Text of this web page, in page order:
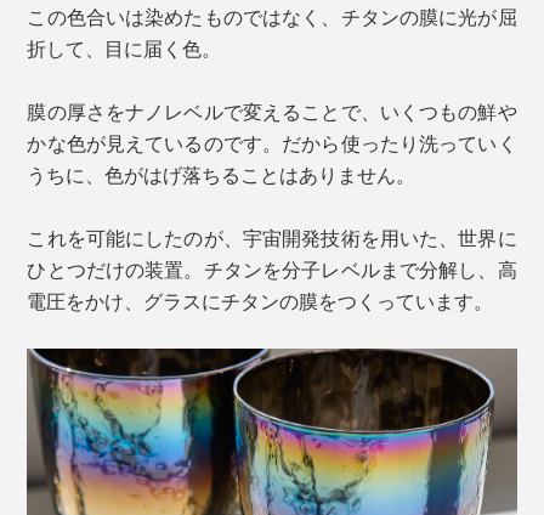
この色合いは染めたものではなく、チタンの膜に光が屈
折して、目に届く色。
膜の厚さをナノレベルで変えることで、いくつもの鮮や
かな色が見えているのです。だから使ったり洗っていく
うちに、色がはげ落ちることはありません。
これを可能にしたのが、宇宙開発技術を用いた、世界に
ひとつだけの装置。チタンを分子レベルまで分解し、高
電圧をかけ、グラスにチタンの膜をつくっています。